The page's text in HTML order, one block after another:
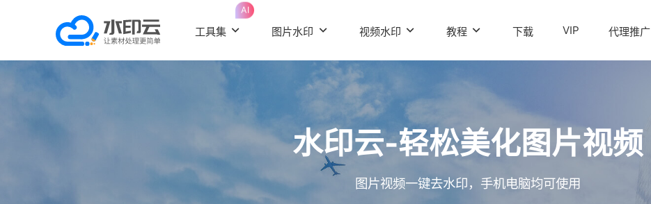
工具集
AI
图片水印 视频水印 教程 下载 VIP 代理推广
水印云-轻松美化图片视频
图片视频一键去水印，手机电脑均可使用